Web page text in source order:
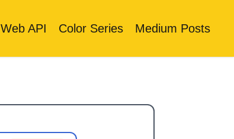
Web API Color Series Medium Posts